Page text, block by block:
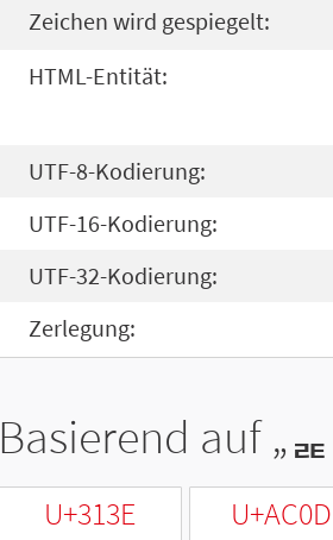
Zeichen wird gespiegelt:
HTML-Entität:
UTF-8-Kodierung:
UTF-16-Kodierung:
UTF-32-Kodierung:
Zerlegung:
Basierend auf „ᆴ
U+313E U+AC0D